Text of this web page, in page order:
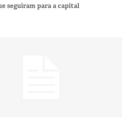
seguiram para a capital